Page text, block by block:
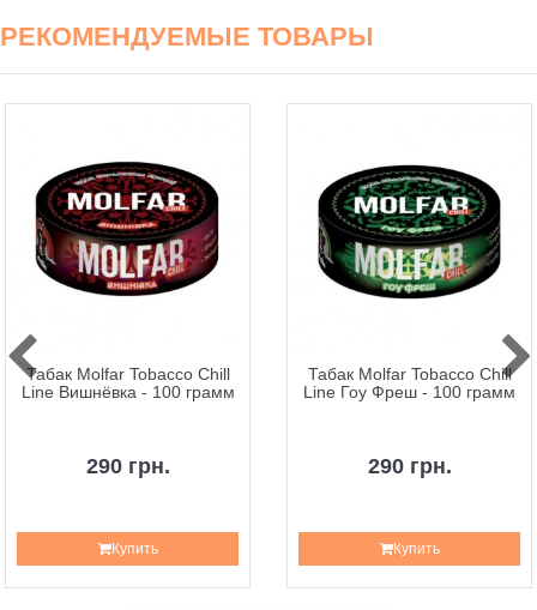
РЕКОМЕНДУЕМЫЕ ТОВАРЫ
Табак Molfar Tobacco Chill
Line Вишнёвка - 100 грамм
290 грн.
Купить
Табак Molfar Tobacco Chill
Line Гоу Фреш - 100 грамм
290 грн.
Купить